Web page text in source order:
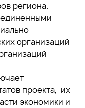
региона.
организаций
проекта, их
экономики и